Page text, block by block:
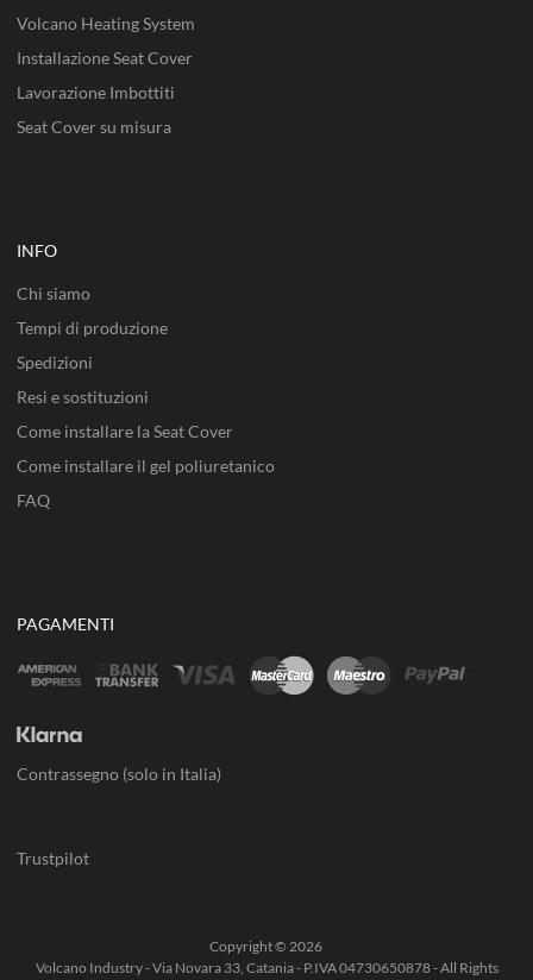
Volcano Heating System
Installazione Seat Cover
Lavorazione Imbottiti
Seat Cover su misura
INFO
Chi siamo
Tempi di produzione
Spedizioni
Resi e sostituzioni
Come installare la Seat Cover
Come installare il gel poliuretanico
FAQ
PAGAMENTI
Contrassegno (solo in Italia)
Trustpilot
Copyright © 2026
Volcano Industry - Via Novara 33, Catania - P.IVA 04730650878 - All Rights